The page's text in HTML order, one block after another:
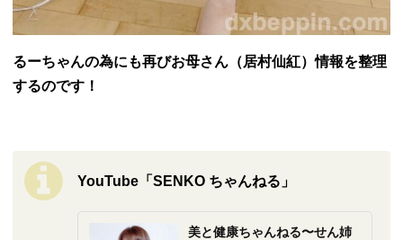
るーちゃんの為にも再びお母さん（居村仙紅）情報を整理
するのです！
YouTube「SENKO ちゃんねる」
美と健康ちゃんねる〜せん姉